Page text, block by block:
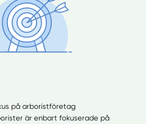
tillvägagångssätt
på arboristföretag
är enbart fokuserade på